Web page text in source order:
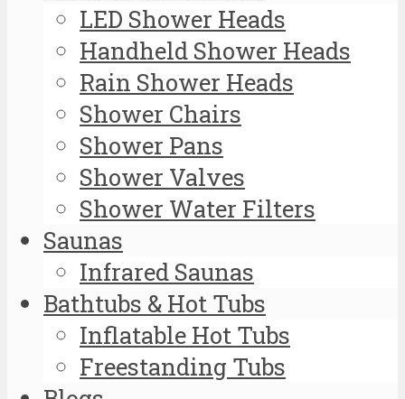
LED Shower Heads
Handheld Shower Heads
Rain Shower Heads
Shower Chairs
Shower Pans
Shower Valves
Shower Water Filters
Saunas
Infrared Saunas
Bathtubs & Hot Tubs
Inflatable Hot Tubs
Freestanding Tubs